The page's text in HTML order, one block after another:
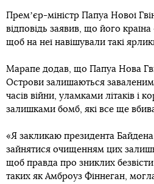
Премʼєр-міністр Папуа Нової
відповідь заявив, що його країна
щоб на неї навішували такі
Марапе додав, що Папуа Нова
Острови залишаються
часів війни, уламками літаків і
залишками бомб, які все ще
«Я закликаю президента
зайнятися очищенням цих
щоб правда про зниклих безвісти
таких як Амброуз Фіннеган,